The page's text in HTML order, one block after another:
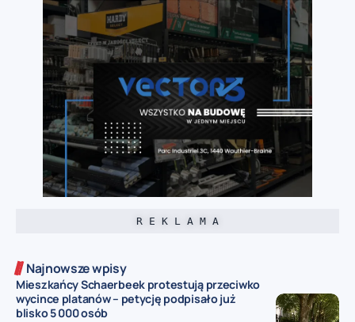
R E K L A M A
Najnowsze wpisy
Mieszkańcy Schaerbeek protestują przeciwko
wycince platanów – petycję podpisało już
blisko 5 000 osób